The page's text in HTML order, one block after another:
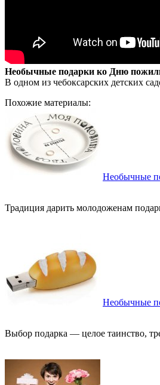
Необычные подарки ко Дню
В одном из чебоксарских детских
Похожие материалы:
Необычные
Традиция дарить молодоженам
Необычные
Выбор подарка — целое таинство,